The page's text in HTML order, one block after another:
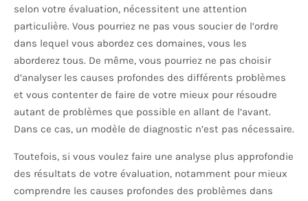
selon votre évaluation, nécessitent une attention
particulière. Vous pourriez ne pas vous soucier de l’ordre
dans lequel vous abordez ces domaines, vous les
aborderez tous. De même, vous pourriez ne pas choisir
d’analyser les causes profondes des différents problèmes
et vous contenter de faire de votre mieux pour résoudre
autant de problèmes que possible en allant de l’avant.
Dans ce cas, un modèle de diagnostic n’est pas nécessaire.
Toutefois, si vous voulez faire une analyse plus approfondie
des résultats de votre évaluation, notamment pour mieux
comprendre les causes profondes des problèmes dans